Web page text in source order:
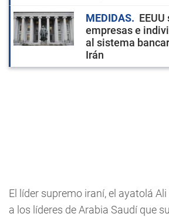
MEDIDAS
empresas e
al sistema
Irán
El líder supremo iraní, el ayatolá
a los líderes de Arabia Saudí que